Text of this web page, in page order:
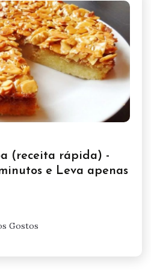
(receita rápida) -
e Leva apenas
Gostos